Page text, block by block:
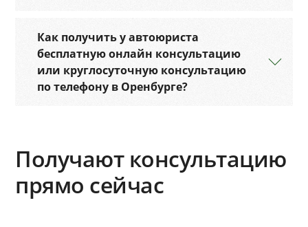
Как получить у автоюриста
бесплатную онлайн консультацию
или круглосуточную консультацию
по телефону в Оренбурге?
Получают консультацию
прямо сейчас